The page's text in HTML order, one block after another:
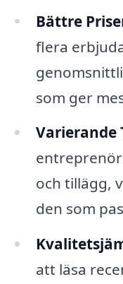
Bättre
flera
som ger
Varierande
och tillägg,
den som
att läsa